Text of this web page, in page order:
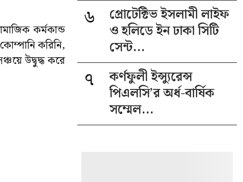
কর্মকান্ড
করিনি,
উদ্বুদ্ধ করে
৬
প্রোটেক্টিভ ইসলামী লাইফ
ও হলিডে ইন ঢাকা সিটি
সেন্ট...
৭
কর্ণফুলী ইন্স্যুরেন্স
পিএলসি’র অর্ধ-বার্ষিক
সম্মেল...